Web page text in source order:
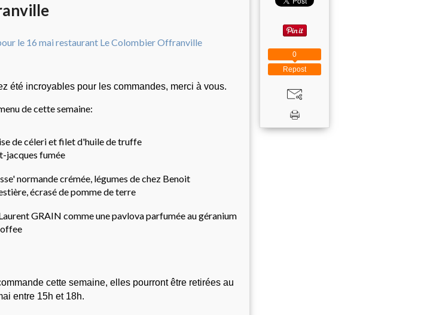
été incroyables pour les commandes, merci à vous.
de cette semaine:
de céleri et filet d'huile de truffe
jacques fumée
normande crémée, légumes de chez Benoit
écrasé de pomme de terre
GRAIN comme une pavlova parfumée au géranium
cette semaine, elles pourront être retirées au
entre 15h et 18h.
Repost
0